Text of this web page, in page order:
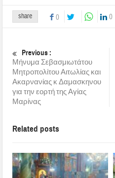
share 0 0
Previous :
Μήνυμα Σεβασμιωτάτου
Μητροπολίτου Αιτωλίας και
Ακαρνανίας κ Δαμασκηνου
για την εορτή της Αγίας
Μαρίνας
Related posts